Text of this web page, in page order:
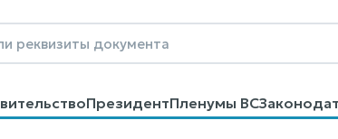
ПрезидентПленумы ВС
КонтактыПомощьПоиск